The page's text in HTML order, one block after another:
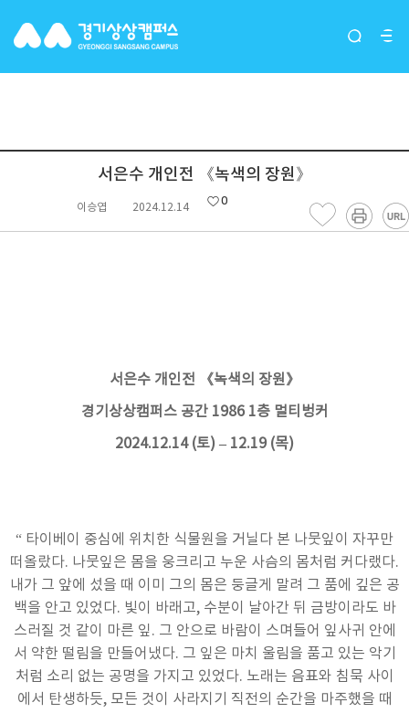
대관행사
서은수 개인전 《녹색의 장원》
이승엽 2024.12.14
0
서은수 개인전 《녹색의 장원》
경기상상캠퍼스 공간 1986 1층 멀티벙커
2024.12.14 (토) – 12.19 (목)
“ 타이베이 중심에 위치한 식물원을 거닐다 본 나뭇잎이 자꾸만
떠올랐다. 나뭇잎은 몸을 웅크리고 누운 사슴의 몸처럼 커다랬다.
내가 그 앞에 섰을 때 이미 그의 몸은 둥글게 말려 그 품에 깊은 공
백을 안고 있었다. 빛이 바래고, 수분이 날아간 뒤 금방이라도 바
스러질 것 같이 마른 잎. 그 안으로 바람이 스며들어 잎사귀 안에
서 약한 떨림을 만들어냈다. 그 잎은 마치 울림을 품고 있는 악기
처럼 소리 없는 공명을 가지고 있었다. 노래는 음표와 침묵 사이
에서 탄생하듯, 모든 것이 사라지기 직전의 순간을 마주했을 때